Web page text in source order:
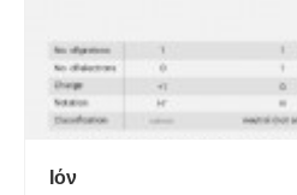
Ιόν